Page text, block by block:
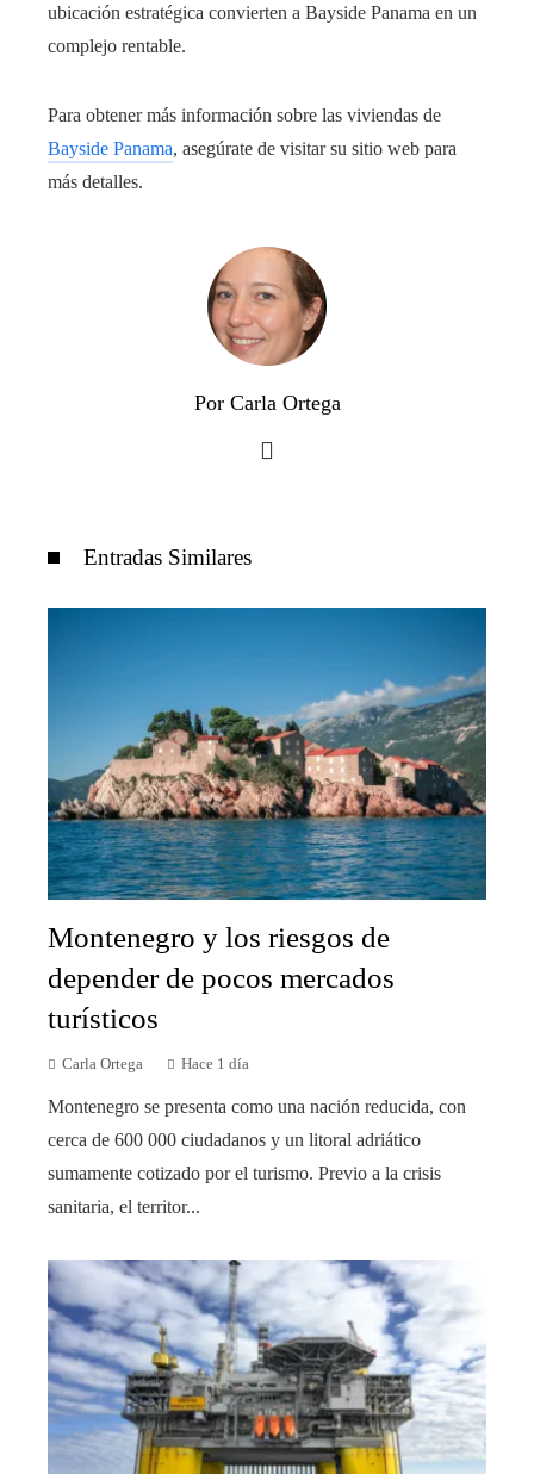
ubicación estratégica convierten a Bayside Panama en un
complejo rentable.
Para obtener más información sobre las viviendas de
Bayside Panama, asegúrate de visitar su sitio web para
más detalles.
Por Carla Ortega
Entradas Similares
Montenegro y los riesgos de
depender de pocos mercados
turísticos
Carla Ortega Hace 1 día
Montenegro se presenta como una nación reducida, con
cerca de 600 000 ciudadanos y un litoral adriático
sumamente cotizado por el turismo. Previo a la crisis
sanitaria, el territor...